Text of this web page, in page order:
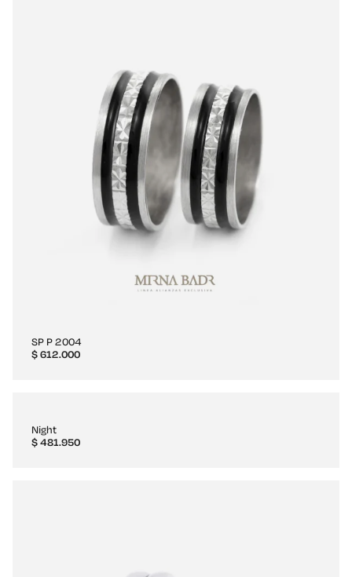
SP P 2004
$612.000
Night
$481.950